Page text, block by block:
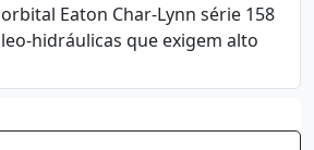
Eaton Char-Lynn série 158
hidráulicas que exigem alto